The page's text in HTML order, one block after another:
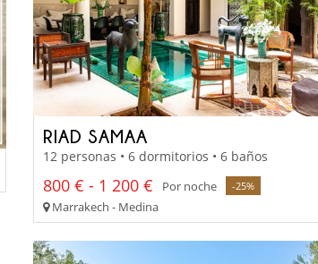
RIAD SAMAA
12 personas • 6 dormitorios • 6 baños
800 € - 1 200 € Por noche -25%
Marrakech - Medina